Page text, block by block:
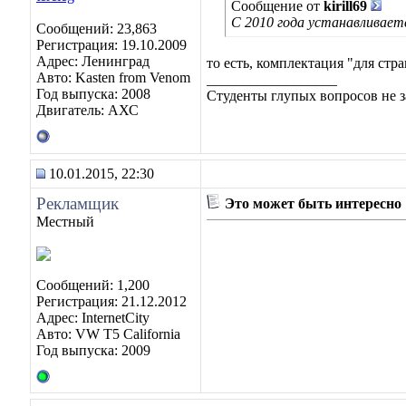
Сообщений: 23,863
Регистрация: 19.10.2009
Адрес: Ленинград
Авто: Kasten from Venom
Год выпуска: 2008
Двигатель: АХС
Сообщение от kirill69
С 2010 года
то есть, комплектация "для
Студенты глупых вопросов не
10.01.2015, 22:30
Рекламщик
Местный
Сообщений: 1,200
Регистрация: 21.12.2012
Адрес: InternetCity
Авто: VW T5 California
Год выпуска: 2009
Это может быть интересно